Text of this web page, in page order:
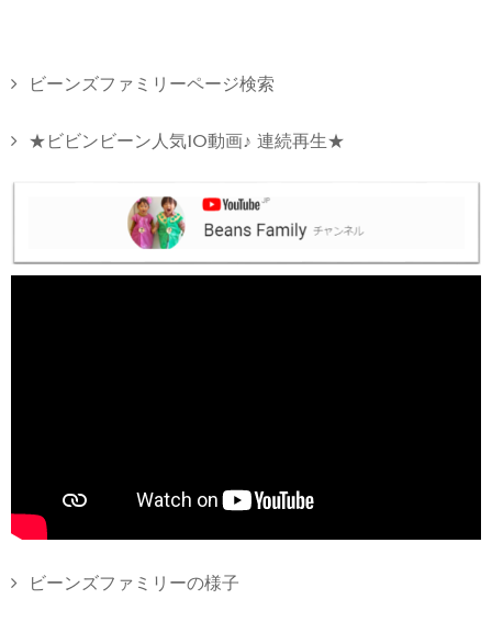
ビーンズファミリーページ検索
★ビビンビーン人気10動画♪ 連続再生★
ビーンズファミリーの様子